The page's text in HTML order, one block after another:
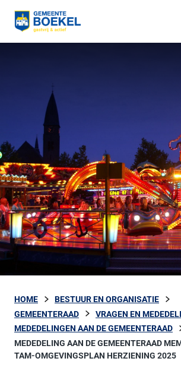
HOME
BESTUUR EN ORGANISATIE
GEMEENTERAAD
VRAGEN EN
MEDEDELINGEN AAN DE GEMEENTERAAD
MEDEDELING AAN DE GEMEENTERAAD
TAM-OMGEVINGSPLAN HERZIENING 2025